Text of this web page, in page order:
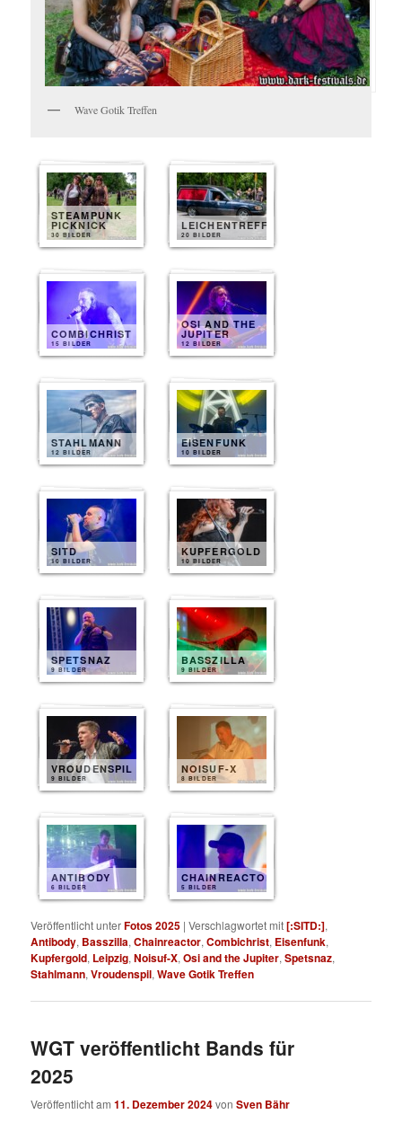
Wave Gotik Treffen
STEAMPUNK
PICKNICK
30 BILDER
LEICHENTREFF
20 BILDER
COMBICHRIST
15 BILDER
OSI AND THE
JUPITER
12 BILDER
STAHLMANN
12 BILDER
EISENFUNK
10 BILDER
SITD
10 BILDER
KUPFERGOLD
10 BILDER
SPETSNAZ
9 BILDER
BASSZILLA
9 BILDER
VROUDENSPIL
9 BILDER
NOISUF-X
8 BILDER
ANTIBODY
6 BILDER
CHAINREACTOR
5 BILDER
Veröffentlicht unterFotos 2025 |Verschlagwortet mit[:SITD:],
Antibody, Basszilla,Chainreactor,Combichrist, Eisenfunk,
Kupfergold, Leipzig,Noisuf-X,Osi and the Jupiter,Spetsnaz,
Stahlmann,Vroudenspil,Wave Gotik Treffen
WGT veröffentlicht Bands für
2025
Veröffentlicht am11. Dezember 2024vonSven Bähr